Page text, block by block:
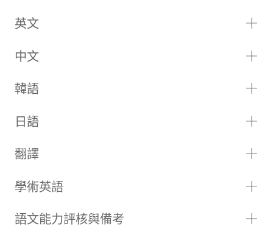
英文
中文
韓語
日語
翻譯
學術英語
語文能力評核與備考